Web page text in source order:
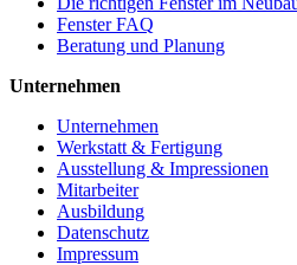
Fenster FAQ
Beratung und Planung
Unternehmen
Unternehmen
Werkstatt & Fertigung
Ausstellung & Impressionen
Mitarbeiter
Ausbildung
Datenschutz
Impressum